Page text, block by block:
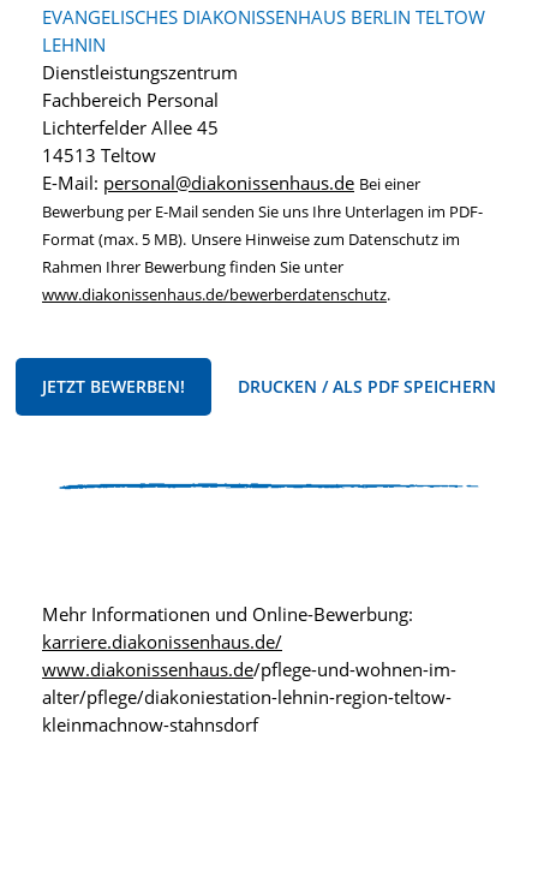
EVANGELISCHES DIAKONISSENHAUS BERLIN TELTOW
LEHNIN
Dienstleistungszentrum
Fachbereich Personal
Lichterfelder Allee 45
14513 Teltow
E-Mail: personal@diakonissenhaus.de Bei einer
Bewerbung per E-Mail senden Sie uns Ihre Unterlagen im PDF-
Format (max. 5 MB). Unsere Hinweise zum Datenschutz im
Rahmen Ihrer Bewerbung finden Sie unter
www.diakonissenhaus.de/bewerberdatenschutz.
JETZT BEWERBEN! DRUCKEN / ALS PDF SPEICHERN
Mehr Informationen und Online-Bewerbung:
karriere.diakonissenhaus.de/
www.diakonissenhaus.de/pflege-und-wohnen-im-
alter/pflege/diakoniestation-lehnin-region-teltow-
kleinmachnow-stahnsdorf